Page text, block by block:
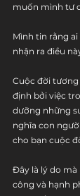
muốn mình tư
Mình tin rằng
nhận ra điều
Cuộc đời tương
định bởi việc
dưỡng những
nghĩa con
cho bạn cuộc
Đây là lý do
công và hạnh